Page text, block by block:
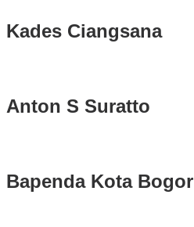
Kades Ciangsana
Anton S Suratto
Bapenda Kota Bogor